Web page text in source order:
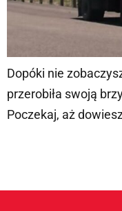
Dopóki nie
przerobiła swoją
Poczekaj, aż